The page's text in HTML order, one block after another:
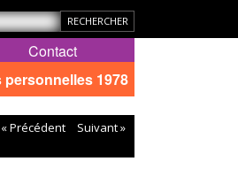
1978
Contact
« Précédent Suivant »